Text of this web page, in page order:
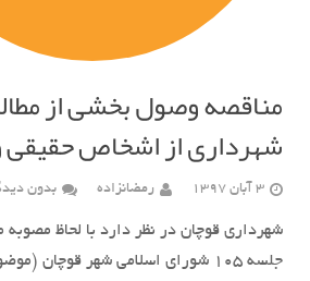
مناقصه وصول بخشی از
شهرداری از اشخاص
3 آبان 1397 رمضانزاده بدون
شهرداری قوچان در نظر دارد با لحاظ